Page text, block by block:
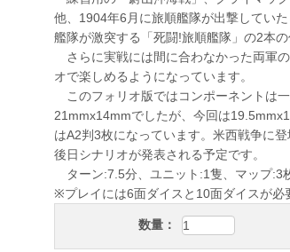
他、1904年6月に旅順艦隊が出撃してい
艦隊が激突する「死闘!旅順艦隊」の2本
さらに実戦には間に合わなかった両軍
オで楽しめるようになっています。
このフォリオ版ではコンポーネントは
21mmx14mmでしたが、今回は
はA2判3枚になっています。米西戦争に
後日シナリオが発表される予定です。
ターン:7.5分、ユニット:1隻、マップ:3
※プレイには6面ダイスと10面ダイスが必
数量：